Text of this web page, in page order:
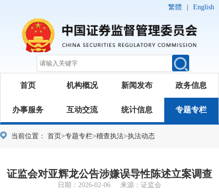
繁體 English
首页 机构概况 新闻发布 政务信息
办事服务 互动交流 统计信息 专题专栏
当前位置： 首页>专题专栏>稽查执法>执法动态
证监会对亚辉龙公告涉嫌误导性陈述立案调查
日期：2026-02-06 来源：证监会